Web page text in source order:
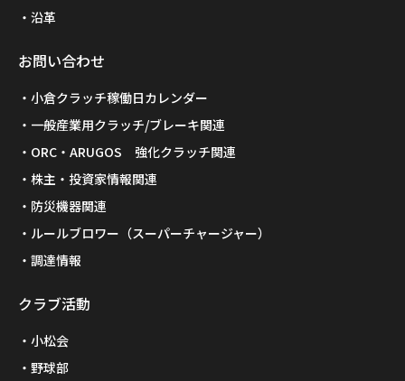
沿革
お問い合わせ
小倉クラッチ稼働日カレンダー
一般産業用クラッチ/ブレーキ関連
ORC・ARUGOS 強化クラッチ関連
株主・投資家情報関連
防災機器関連
ルールブロワー（スーパーチャージャー）
調達情報
クラブ活動
小松会
野球部